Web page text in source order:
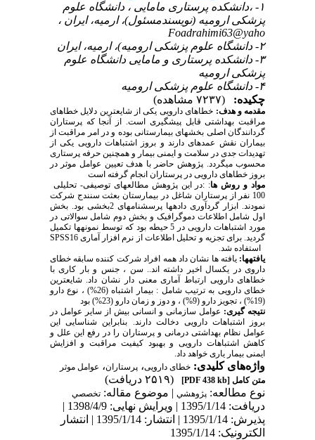
۱- ،دانشکده پرستاری مامایی ، دانشگاه علوم
پزشکی ارومیه (نویسندمسئول)، ارمیه، ایران ،
Foadrahimi63@yaho
۲- دانشگاه علوم پزشکی ارومیه)، ارمیه، ایران
۳- دانشکده پرستاری و مامایی دانشگاه علوم
پزشکی ارومیه
۴- دانشگاه علوم پزشکی ارومیه
چکیده:
(۷۲۳۷ مشاهده)
مقدمه و هدف: خطاهای دارویی یکی از شایعترین دلایل خطاهای
مراقبت بهداشتی قابل پیشگیری است. از آنجا که پرستاران
گردانندگان اصلی بخشهای بیمارستانی بوده و در امر مراقبت از
بیماران نقش عمده­ای دارند و بروز اشتباهات دارویی یکی از
تهدیدات جدی در سلامت و ایمنی بیمار و همچنین حرفه پرستاری
محسوب می­گردد. پژوهش حاضر با هدف تعیین عوامل موثر در
بروز خطاهای دارویی در پرستاران انجام گرفته است
مواد و روش ها: :در این پژوهش مطالعه­ای توصیفی- تحلیلی
100 نفر از پرستاران شاغل در بیمارستان بعثت سنندج شرکت
نمودند. ابزار گردآوری داده­ها پرسشنامه­ای 2بخشی بود. بخش
اول شامل اطلاعات دموگرافیک و بخش دوم شامل سوالاتی در
مورد اشتباهات دارویی در 5 حیطه بود که توسط نمونه­ها تکمیل
گردید. برای تجزیه و تحلیل اطلاعات از نرم افزار آماری 16
SPSS
استفاده شد.
یافته­ها: یافته ها نشان داد همه افراد شرکت کننده سابقه خطای
داروی در یکسال اخیر داشته اند.. سن ، جنس و بار کاری با
خطاهای دارویی ارتباط آماری معنی دار نشان داد. شایعترین
خطای دارویی به ترتیب شامل : بیمار اشتباه (26%) ، نوع دارو
(19%) ، تجویز دارو (9%) ، و دوز و زمان دارو (23%) بود
نتیجه گیری: عوامل سازمانی و انسانی بیش از سایر عوامل در
بروز اشتباهات دارویی دخالت دارند. بنابراین شناسایی این
عوامل نظام بهداشتی درمانی و پرستاران را در رفع این علل و
کاهش اشتباهات دارویی و بهبود کیفیت مراقبت و افزایش
ایمنی بیمار یاری خواهد داد.
واژه‌های کلیدی: خطای دارویی، پرستاران، عوامل موثر
متن کامل[PDF 438 kb]
(۲۵۱۹ دریافت)
نوع مطالعه: پژوهشي| موضوع مقاله: تخصصي
دریافت: 1395/1/14 | ویرایش نهایی: 1398/4/9 |
پذیرش: 1395/1/14 | انتشار: 1395/1/14 | انتشار
الکترونیک: 1395/1/14